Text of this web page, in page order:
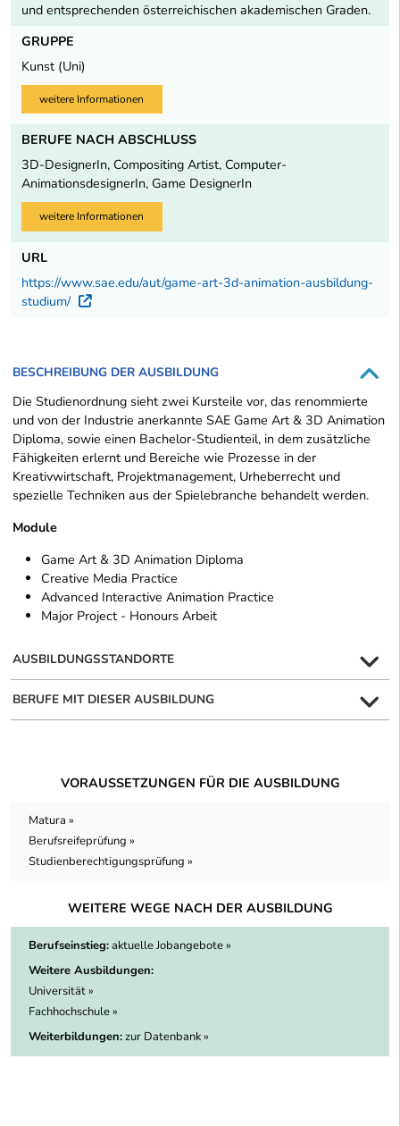
und entsprechenden österreichischen akademischen Graden.
GRUPPE
Kunst (Uni)
weitere Informationen
BERUFE NACH ABSCHLUSS
3D-DesignerIn, Compositing Artist, Computer-
AnimationsdesignerIn, Game DesignerIn
weitere Informationen
URL
https://www.sae.edu/aut/game-art-3d-animation-ausbildung-
studium/
Externer Link
BESCHREIBUNG DER AUSBILDUNG
Die Studienordnung sieht zwei Kursteile vor, das renommierte
und von der Industrie anerkannte SAE Game Art & 3D Animation
Diploma, sowie einen Bachelor-Studienteil, in dem zusätzliche
Fähigkeiten erlernt und Bereiche wie Prozesse in der
Kreativwirtschaft, Projektmanagement, Urheberrecht und
spezielle Techniken aus der Spielebranche behandelt werden.
Module
Game Art & 3D Animation Diploma
Creative Media Practice
Advanced Interactive Animation Practice
Major Project - Honours Arbeit
AUSBILDUNGSSTANDORTE
BERUFE MIT DIESER AUSBILDUNG
VORAUSSETZUNGEN FÜR DIE AUSBILDUNG
Matura »
Berufsreifeprüfung »
Studienberechtigungsprüfung »
WEITERE WEGE NACH DER AUSBILDUNG
Berufseinstieg:aktuelle Jobangebote »
Weitere Ausbildungen:
Universität »
Fachhochschule »
Weiterbildungen:zur Datenbank »